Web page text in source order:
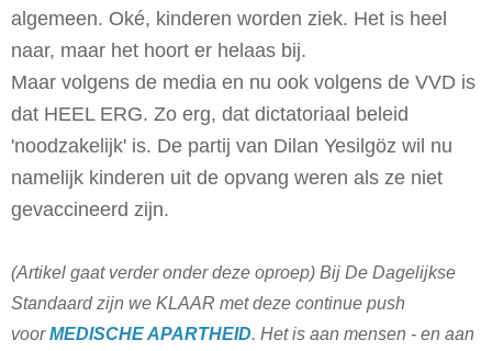
algemeen. Oké, kinderen worden ziek. Het is heel
naar, maar het hoort er helaas bij.
Maar volgens de media en nu ook volgens de VVD is
dat HEEL ERG. Zo erg, dat dictatoriaal beleid
'noodzakelijk' is. De partij van Dilan Yesilgöz wil nu
namelijk kinderen uit de opvang weren als ze niet
gevaccineerd zijn.
(Artikel gaat verder onder deze oproep) Bij De Dagelijkse
Standaard zijn we KLAAR met deze continue push
voorMEDISCHE APARTHEID. Het is aan mensen - en aan